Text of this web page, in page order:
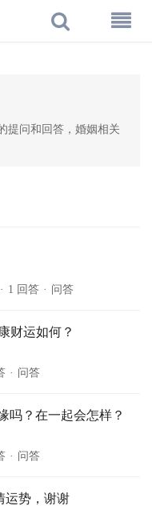
提问和回答，婚姻相关
· 1 回答 · 问答
财运如何？
· 问答
吗？在一起会怎样？
· 问答
运势，谢谢